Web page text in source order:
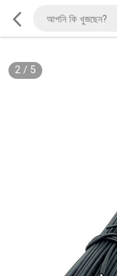
2/ 5